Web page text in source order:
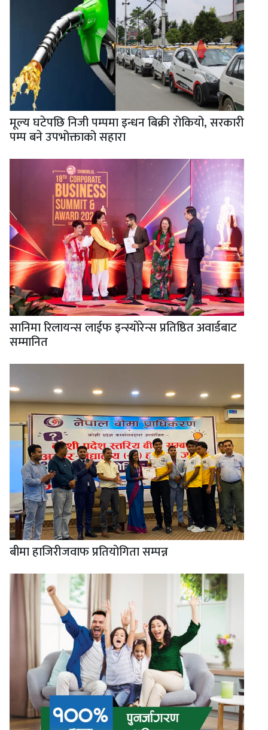
मूल्य घटेपछि निजी पम्पमा इन्धन बिक्री रोकियो, सरकारी
पम्प बने उपभोक्ताको सहारा
सानिमा रिलायन्स लाईफ इन्स्योरेन्स प्रतिष्ठित अवार्डबाट
सम्मानित
बीमा हाजिरीजवाफ प्रतियोगिता सम्पन्न